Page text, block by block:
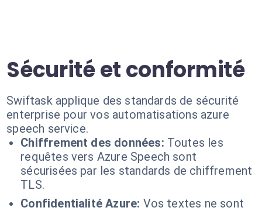
Sécurité et conformité
Swiftask applique des standards de sécurité
enterprise pour vos automatisations azure
speech service.
Chiffrement des données: Toutes les
requêtes vers Azure Speech sont
sécurisées par les standards de chiffrement
TLS.
Confidentialité Azure: Vos textes ne sont